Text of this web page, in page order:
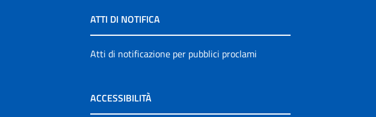
ATTI DI NOTIFICA
Atti di notificazione per pubblici proclami
ACCESSIBILITÀ